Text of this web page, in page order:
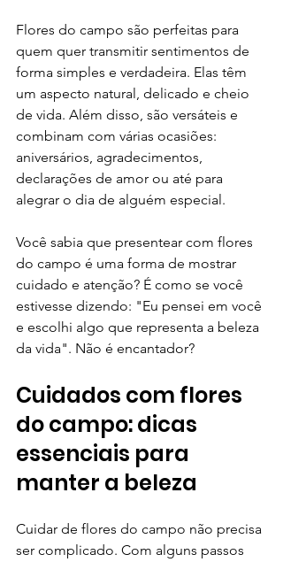
Flores do campo são perfeitas para
quem quer transmitir sentimentos de
forma simples e verdadeira. Elas têm
um aspecto natural, delicado e cheio
de vida. Além disso, são versáteis e
combinam com várias ocasiões:
aniversários, agradecimentos,
declarações de amor ou até para
alegrar o dia de alguém especial.
Você sabia que presentear com flores
do campo é uma forma de mostrar
cuidado e atenção? É como se você
estivesse dizendo: "Eu pensei em você
e escolhi algo que representa a beleza
da vida". Não é encantador?
Cuidados com flores
do campo: dicas
essenciais para
manter a beleza
Cuidar de flores do campo não precisa
ser complicado. Com alguns passos